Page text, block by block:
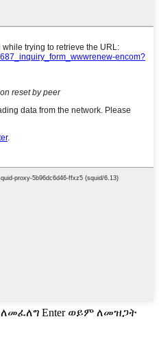
ለመፈለግ Enter ወይም ለመዝጋት